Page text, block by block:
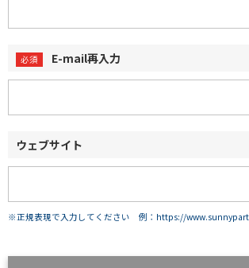
E-mail再入力
ウェブサイト
※正規表現で入力してください 例：https://